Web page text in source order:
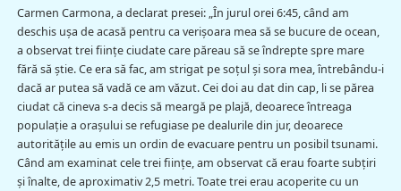
Carmen Carmona, a declarat presei: „În jurul orei 6:45, când am
deschis ușa de acasă pentru ca verişoara mea să se bucure de ocean,
a observat trei fiinţe ciudate care păreau să se îndrepte spre mare
fără să știe. Ce era să fac, am strigat pe soțul și sora mea, întrebându-i
dacă ar putea să vadă ce am văzut. Cei doi au dat din cap, li se părea
ciudat că cineva s-a decis să meargă pe plajă, deoarece întreaga
populație a orașului se refugiase pe dealurile din jur, deoarece
autoritățile au emis un ordin de evacuare pentru un posibil tsunami.
Când am examinat cele trei fiinţe, am observat că erau foarte subțiri
și înalte, de aproximativ 2,5 metri. Toate trei erau acoperite cu un